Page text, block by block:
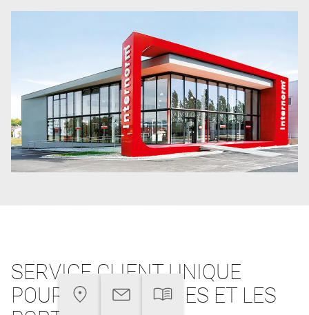
SERVICE CLIENT UNIQUE
POUR LES FENÊTRES ET LES